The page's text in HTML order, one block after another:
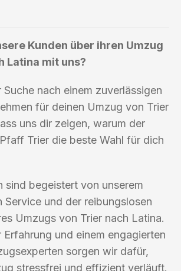
Kunden über ihren Umzug
Latina mit uns?
nach einem zuverlässigen
für deinen Umzug von Trier
uns dir zeigen, warum der
Trier die beste Wahl für dich
sind begeistert von unserem
Service und der reibungslosen
Umzugs von Trier nach Latina.
Erfahrung und einem engagierten
sorgen wir dafür,
stressfrei und effizient verläuft.